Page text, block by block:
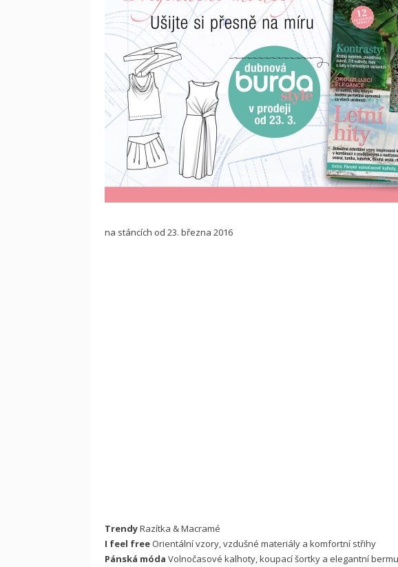
na stáncích od 23. března 2016
TrendyRazítka & Macramé
I feel free Orientální vzory, vzdušné materiály a komfortní střihy
Pánská móda Volnočasové kalhoty, koupací šortky a elegantní